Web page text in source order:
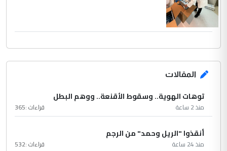
المقالات
توهات الهوية.. وسقوط الأقنعة.. ووهم البطل
منذ 2 ساعة قراءات :365
أنقذوا "الريل وحمد" من الرجم
منذ 24 ساعة قراءات :532